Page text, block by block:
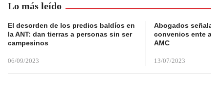
Lo más leído
El desorden de los predios baldíos en
la ANT: dan tierras a personas sin ser
campesinos
06/09/2023
Abogados
convenios ente
AMC
13/07/2023